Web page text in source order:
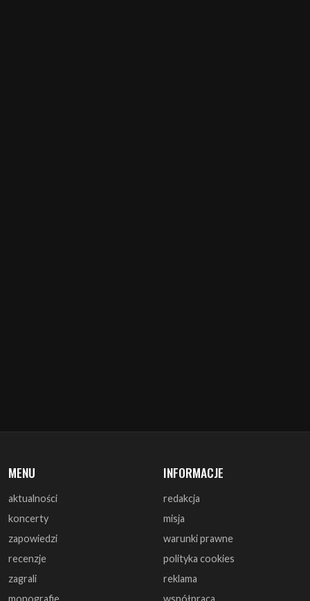
aktualności
zapowiedzi
recenzje
zagrali
monografie
artykuły
wywiady
redakcja
warunki prawne
polityka cookies
reklama
współpraca
kontakt